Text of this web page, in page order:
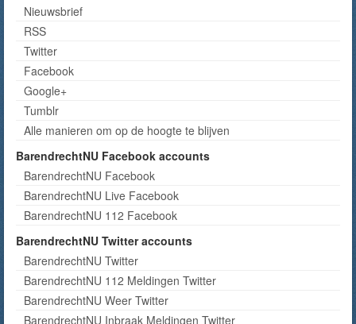
Nieuwsbrief
RSS
Twitter
Facebook
Google+
Tumblr
Alle manieren om op de hoogte te blijven
BarendrechtNU Facebook accounts
BarendrechtNU Facebook
BarendrechtNU Live Facebook
BarendrechtNU 112 Facebook
BarendrechtNU Twitter accounts
BarendrechtNU Twitter
BarendrechtNU 112 Meldingen Twitter
BarendrechtNU Weer Twitter
BarendrechtNU Inbraak Meldingen Twitter